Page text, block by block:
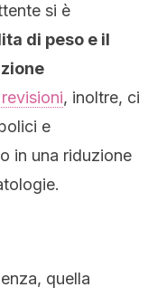
si è
di peso e il
, inoltre, ci
e
in una riduzione
quella